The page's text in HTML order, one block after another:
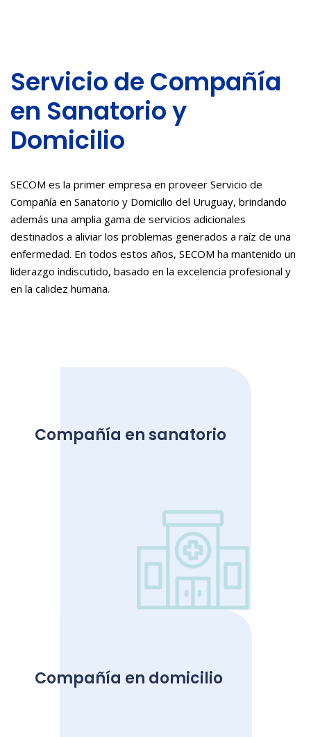
Servicio de Compañía
en Sanatorio y
Domicilio
SECOM es la primer empresa en proveer Servicio de
Compañía en Sanatorio y Domicilio del Uruguay, brindando
además una amplia gama de servicios adicionales
destinados a aliviar los problemas generados a raíz de una
enfermedad. En todos estos años, SECOM ha mantenido un
liderazgo indiscutido, basado en la excelencia profesional y
en la calidez humana.
Compañía en sanatorio
capacitado dedicado enteramente a su cuidado y
recuperación.
Compañía en domiciliode la internación.